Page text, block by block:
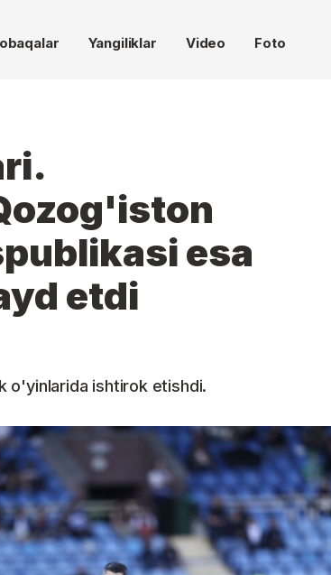
Yangiliklar Video Foto
esa
etdi
o'yinlarida ishtirok etishdi.